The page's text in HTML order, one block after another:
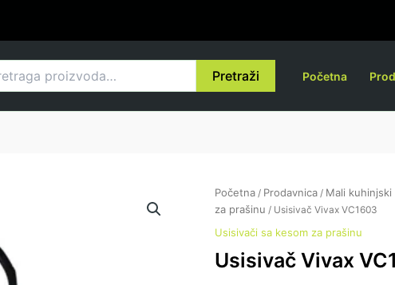
Pretraži Početna
Početna/ Prodavnica/ Mali
za prašinu / Usisivač Vivax VC1603
Usisivači sa kesom za prašinu
Usisivač Vivax